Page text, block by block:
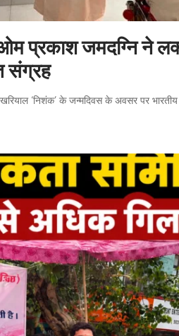
प्रकाश जमदग्नि ने
संग्रह
‘निशंक’ के जन्मदिवस के अवसर पर भारतीय